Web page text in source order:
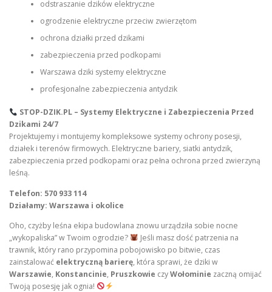
odstraszanie dzików elektryczne
ogrodzenie elektryczne przeciw zwierzętom
ochrona działki przed dzikami
zabezpieczenia przed podkopami
Warszawa dziki systemy elektryczne
profesjonalne zabezpieczenia antydzik
STOP-DZIK.PL – Systemy Elektryczne i Zabezpieczenia Przed
Dzikami 24/7
Projektujemy i montujemy kompleksowe systemy ochrony posesji,
działek i terenów firmowych. Elektryczne bariery, siatki antydzik,
zabezpieczenia przed podkopami oraz pełna ochrona przed zwierzyną
leśną.
Telefon: 570 933 114
Działamy: Warszawa i okolice
Oho, czyżby leśna ekipa budowlana znowu urządziła sobie nocne
„wykopaliska” w Twoim ogrodzie?
Jeśli masz dość patrzenia na
trawnik, który rano przypomina pobojowisko po bitwie, czas
zainstalować elektryczną barierę, która sprawi, że dziki w
Warszawie, Konstancinie, Pruszkowie czyWołominie zaczną omijać
Twoją posesję jak ognia!